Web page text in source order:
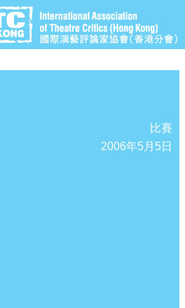
比賽
2006年5月5日